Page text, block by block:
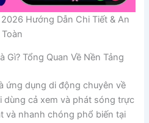
Hướng Dẫn Chi Tiết & An
Toàn
Gì? Tổng Quan Về Nền Tảng
ứng dụng di động chuyên về
dùng cả xem và phát sóng trực
và nhanh chóng phổ biến tại